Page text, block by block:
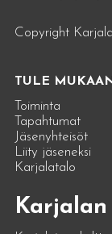
Copyright
TULE
Toiminta
Tapahtumat
Jäsenyhteisöt
Liity jäseneksi
Karjalatalo